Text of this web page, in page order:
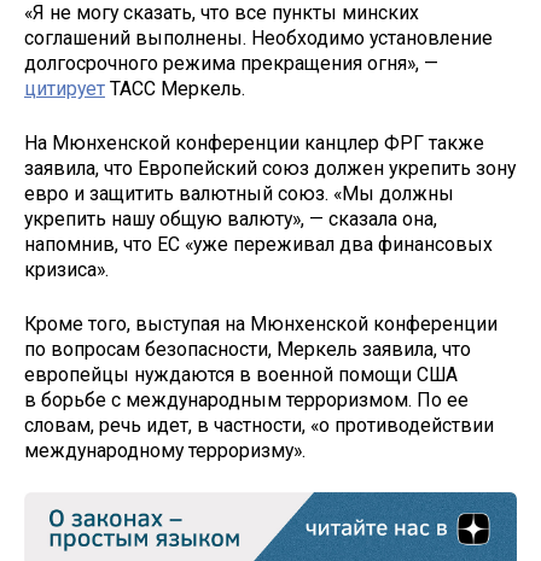
«Я не могу сказать, что все пункты минских
соглашений выполнены. Необходимо установление
долгосрочного режима прекращения огня», —
цитирует ТАСС Меркель.
На Мюнхенской конференции канцлер ФРГ также
заявила, что Европейский союз должен укрепить зону
евро и защитить валютный союз. «Мы должны
укрепить нашу общую валюту», — сказала она,
напомнив, что ЕС «уже переживал два финансовых
кризиса».
Кроме того, выступая на Мюнхенской конференции
по вопросам безопасности, Меркель заявила, что
европейцы нуждаются в военной помощи США
в борьбе с международным терроризмом. По ее
словам, речь идет, в частности, «о противодействии
международному терроризму».